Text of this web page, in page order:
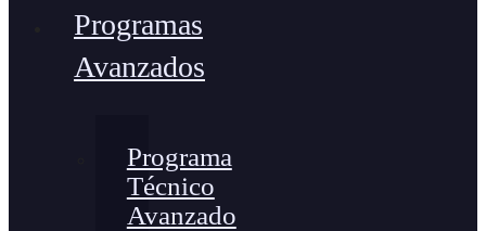
Programas
Avanzados
Programa
Técnico
Avanzado